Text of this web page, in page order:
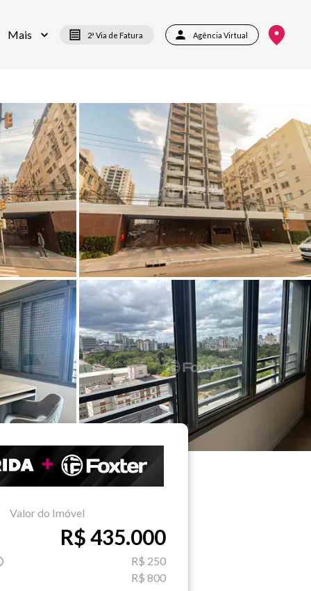
Mais 2ª Via de Fatura Agência Virtual
Valor do Imóvel
R$ 435.000
R$ 250
R$ 800